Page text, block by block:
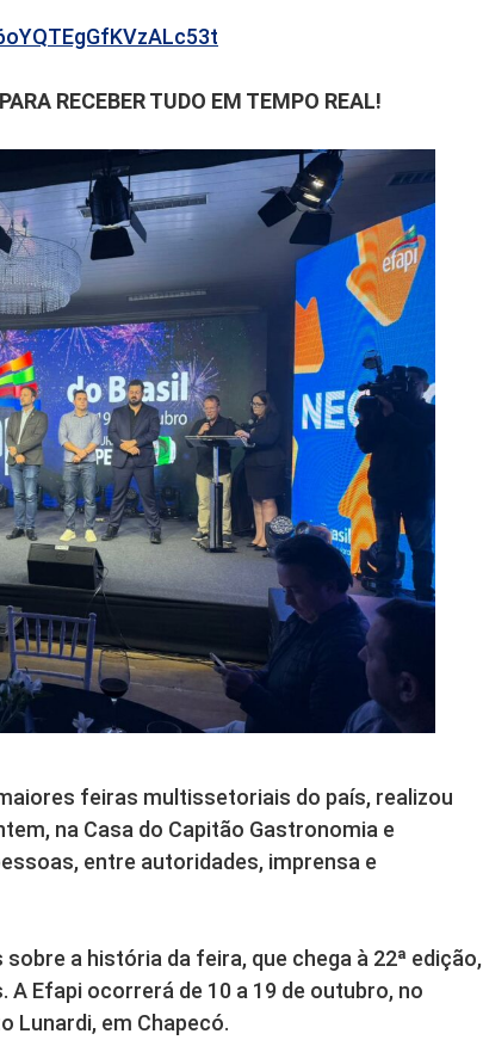
RECEBER TUDO EM TEMPO REAL!
feiras multissetoriais do país, realizou
na Casa do Capitão Gastronomia e
entre autoridades, imprensa e
a história da feira, que chega à 22ª edição,
Efapi ocorrerá de 10 a 19 de outubro, no
Lunardi, em Chapecó.